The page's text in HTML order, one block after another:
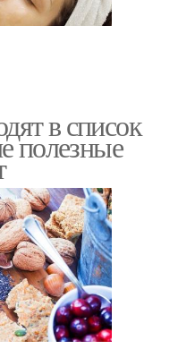
в список